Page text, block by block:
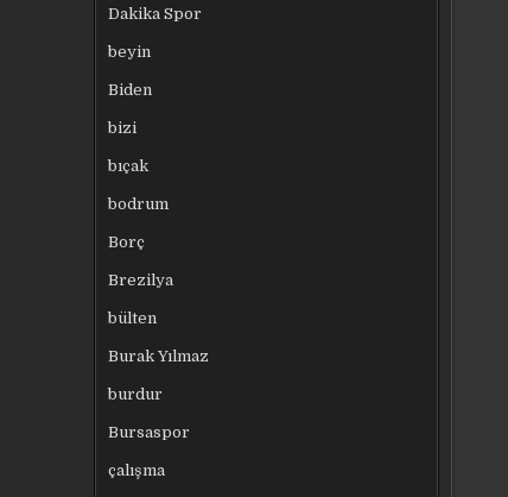
Dakika Spor
beyin
Biden
bizi
bıçak
bodrum
Borç
Brezilya
bülten
Burak Yılmaz
burdur
Bursaspor
çalışma